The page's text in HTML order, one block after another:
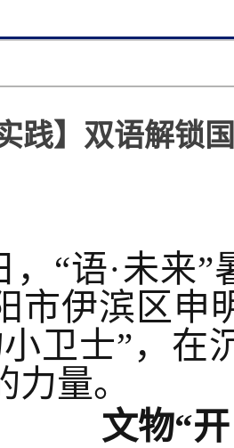
实践】双语解
，“语·未来
市伊滨区申
卫士”，在
量。
文物“